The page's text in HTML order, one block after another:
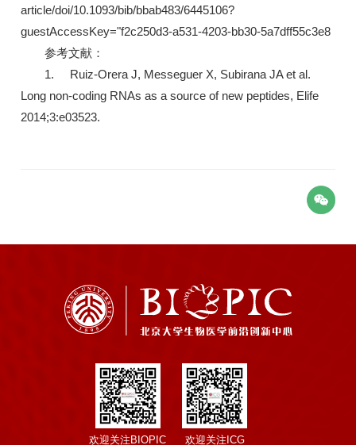
article/doi/10.1093/bib/bbab483/6445106?
guestAccessKey="f2c250d3-a531-4203-bb30-5a7dff55c3e8
参考文献：
1. Ruiz-Orera J, Messeguer X, Subirana JA et al.
Long non-coding RNAs as a source of new peptides, Elife
2014;3:e03523.
欢迎关注BIOPIC 欢迎关注ICG